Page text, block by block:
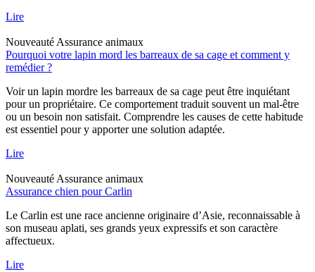
Lire
Nouveauté Assurance animaux
Pourquoi votre lapin mord les barreaux de sa cage et comment y
remédier ?
Voir un lapin mordre les barreaux de sa cage peut être inquiétant
pour un propriétaire. Ce comportement traduit souvent un mal-être
ou un besoin non satisfait. Comprendre les causes de cette habitude
est essentiel pour y apporter une solution adaptée.
Lire
Nouveauté Assurance animaux
Assurance chien pour Carlin
Le Carlin est une race ancienne originaire d’Asie, reconnaissable à
son museau aplati, ses grands yeux expressifs et son caractère
affectueux.
Lire